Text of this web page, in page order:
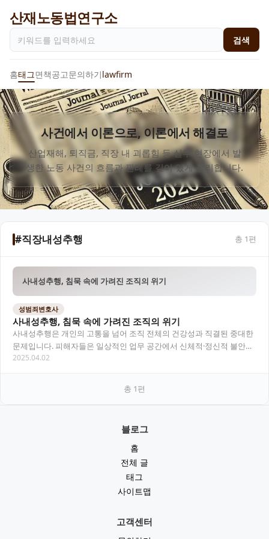
산재노동법연구소
검색
홈태그면책공고문의하기lawfirm
사건에서 이론으로, 이론에서 해결로
산업재해, 퇴직금, 직장 내 괴롭힘 등 실무 현장에서 발
생한 노동 사건의 흐름과 판례를 깊이 있게 정리합니다.
#직장내성추행 총 1편
사내성추행, 침묵 속에 가려진 조직의 위기
성범죄변호사
사내성추행, 침묵 속에 가려진 조직의 위기
사내성추행은 개인의 고통을 넘어 조직 전체의 건강성과 직결된 중대한
문제입니다. 피해자들은 일상적인 업무 공간에서 신체적·정신적 불안에
시달리며, 조직 내 위계와 분위기로 인해 피…
2025.04.02
총 1편
블로그
홈
전체 글
태그
사이트맵
고객센터